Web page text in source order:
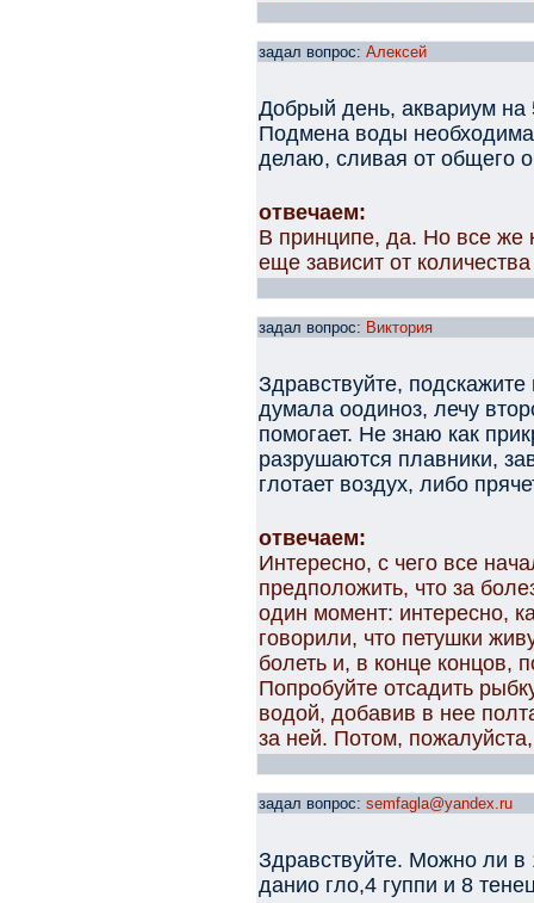
задал вопрос: Алексей
Добрый день, аквариум на
Подмена воды
делаю, сливая от общего
отвечаем:
В принципе, да. Но все же
еще зависит от
задал вопрос: Виктория
Здравствуйте,
думала оодиноз, лечу
помогает. Не знаю как
разрушаются плавники,
глотает воздух, либо
отвечаем:
Интересно, с чего все
предположить, что за
один момент: интересно,
говорили, что петушки
болеть и, в конце концов,
Попробуйте отсадить
водой, добавив в нее
за ней. Потом,
задал вопрос: semfagla@yandex.ru
Здравствуйте. Можно ли в
данио гло,4 гуппи и 8